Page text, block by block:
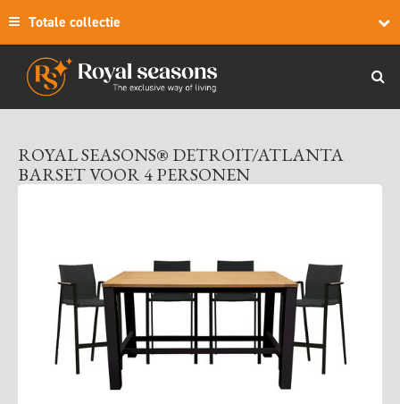
Totale collectie
ROYAL SEASONS® DETROIT/ATLANTA
BARSET VOOR 4 PERSONEN